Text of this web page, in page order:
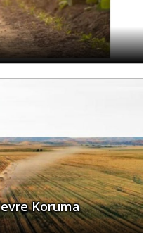
Koruma